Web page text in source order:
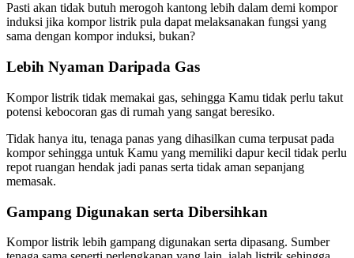
Pasti akan tidak butuh merogoh kantong lebih dalam demi kompor
induksi jika kompor listrik pula dapat melaksanakan fungsi yang
sama dengan kompor induksi, bukan?
Lebih Nyaman Daripada Gas
Kompor listrik tidak memakai gas, sehingga Kamu tidak perlu takut
potensi kebocoran gas di rumah yang sangat beresiko.
Tidak hanya itu, tenaga panas yang dihasilkan cuma terpusat pada
kompor sehingga untuk Kamu yang memiliki dapur kecil tidak perlu
repot ruangan hendak jadi panas serta tidak aman sepanjang
memasak.
Gampang Digunakan serta Dibersihkan
Kompor listrik lebih gampang digunakan serta dipasang. Sumber